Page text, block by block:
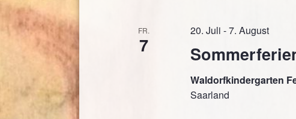
FR.
7
20. Juli -7. August
Waldorfkindergarten
Saarland